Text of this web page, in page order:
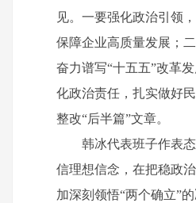
见。一要强化政治引领
保障企业高质量发展；
奋力谱写“十五五”改革
化政治责任，扎实做好
整改“后半篇”文章。
韩冰代表班子作表态
信理想信念，在把稳政
加深刻领悟“两个确立”